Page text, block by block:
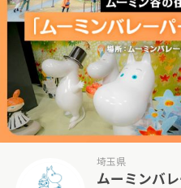
埼玉県
ムーミンバ